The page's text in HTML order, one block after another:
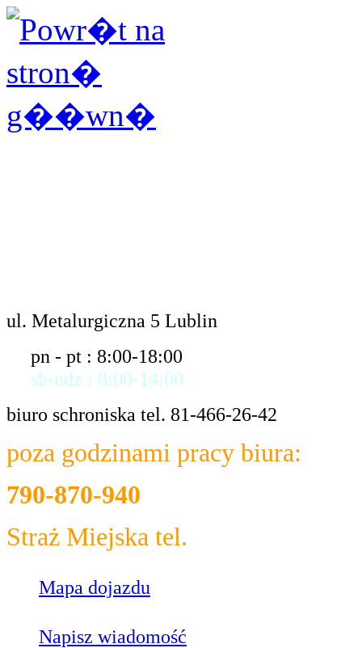
ul. Metalurgiczna 5 Lublin
pn - pt : 8:00-18:00
sb-ndz : 8:00-14:00
biuro schroniska tel. 81-466-26-42
poza godzinami pracy biura:
790-870-940
Straż Miejska tel.
Mapa dojazdu
Napisz wiadomość